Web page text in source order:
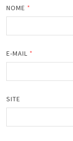
NOME *
E-MAIL *
SITE